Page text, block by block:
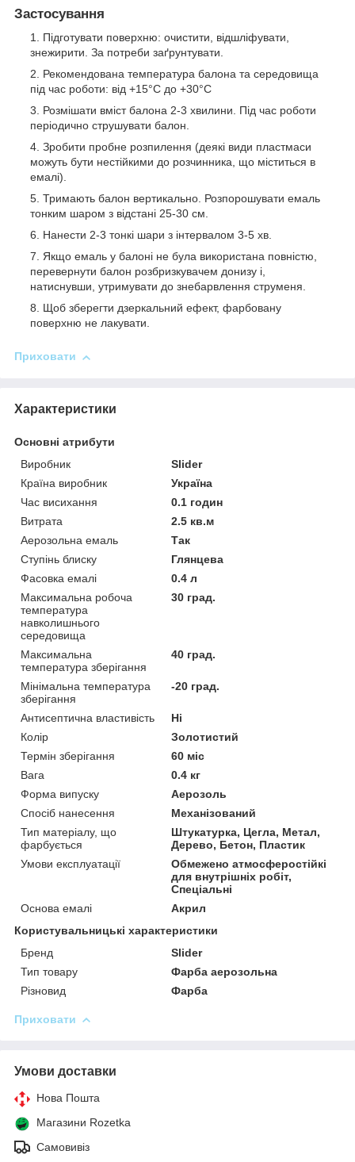
Застосування
Підготувати поверхню: очистити, відшліфувати,
знежирити. За потреби заґрунтувати.
Рекомендована температура балона та середовища
під час роботи: від +15°C до +30°C
Розмішати вміст балона 2-3 хвилини. Під час роботи
періодично струшувати балон.
Зробити пробне розпилення (деякі види пластмаси
можуть бути нестійкими до розчинника, що міститься в
емалі).
Тримають балон вертикально. Розпорошувати емаль
тонким шаром з відстані 25-30 см.
Нанести 2-3 тонкі шари з інтервалом 3-5 хв.
Якщо емаль у балоні не була використана повністю,
перевернути балон розбризкувачем донизу і,
натиснувши, утримувати до знебарвлення струменя.
Щоб зберегти дзеркальний ефект, фарбовану
поверхню не лакувати.
Приховати
Характеристики
Основні атрибути
Виробник
Slider
Країна виробник
Україна
Час висихання
0.1 годин
Витрата
2.5 кв.м
Аерозольна емаль
Так
Ступінь блиску
Глянцева
Фасовка емалі
0.4 л
Максимальна робоча
температура
навколишнього
середовища
30 град.
Максимальна
температура зберігання
40 град.
Мінімальна температура
зберігання
-20 град.
Антисептична властивість
Ні
Колір
Золотистий
Термін зберігання
60 міс
Вага
0.4 кг
Форма випуску
Аерозоль
Спосіб нанесення
Механізований
Тип матеріалу, що
фарбується
Штукатурка, Цегла, Метал,
Дерево, Бетон, Пластик
Умови експлуатації
Обмежено атмосферостійкі
для внутрішніх робіт,
Спеціальні
Основа емалі
Акрил
Користувальницькі характеристики
Бренд
Slider
Тип товару
Фарба аерозольна
Різновид
Фарба
Приховати
Умови доставки
Нова Пошта
Магазини Rozetka
Самовивіз